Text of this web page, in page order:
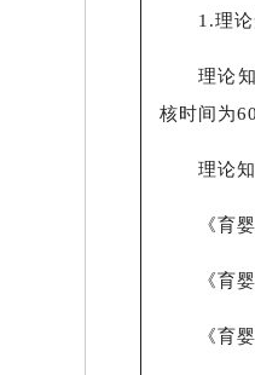
1.理
理论
核时间为
理论
《育
《育
《育